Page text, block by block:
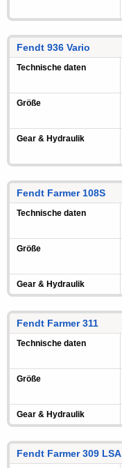
Fendt 936 Vario
Technische daten
Größe
Gear & Hydraulik
Fendt Farmer 108S
Technische daten
Größe
Gear & Hydraulik
Fendt Farmer 311
Technische daten
Größe
Gear & Hydraulik
Fendt Farmer 309 LSA